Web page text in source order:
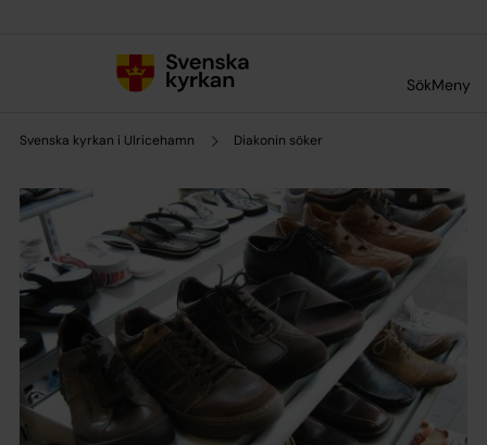
SökMeny
Svenska kyrkan i Ulricehamn Diakonin söker